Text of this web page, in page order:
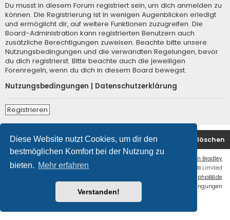
Diese Website nutzt Cookies, um dir den
bestmöglichen Komfort bei der Nutzung zu
bieten. Mehr erfahren
Verstanden!
Du musst in diesem Forum registriert sein, um dich anmelden zu
können. Die Registrierung ist in wenigen Augenblicken erledigt
und ermöglicht dir, auf weitere Funktionen zuzugreifen. Die
Board-Administration kann registrierten Benutzern auch
zusätzliche Berechtigungen zuweisen. Beachte bitte unsere
Nutzungsbedingungen und die verwandten Regelungen, bevor
du dich registrierst. Bitte beachte auch die jeweiligen
Forenregeln, wenn du dich in diesem Board bewegst.
Nutzungsbedingungen
Datenschutzerklärung
Registrieren
Foren-Übersicht Alle Cookies löschen
Kontakt
Ian Bradley
Powered by
® Forum Software © phpBB Limited
phpBB.de
Nutzungsbedingungen